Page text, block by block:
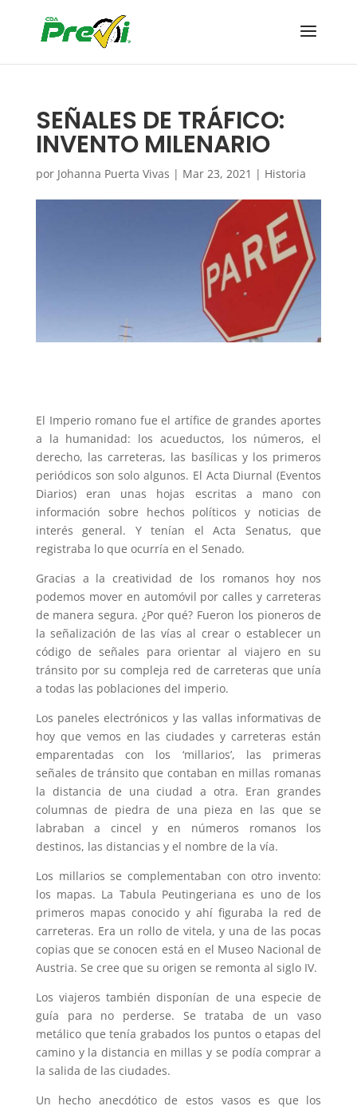
SEÑALES DE TRÁFICO:
INVENTO MILENARIO
por Johanna Puerta Vivas | Mar 23, 2021 | Historia
El Imperio romano fue el artífice de grandes aportes
a la humanidad: los acueductos, los números, el
derecho, las carreteras, las basílicas y los primeros
periódicos son solo algunos. El Acta Diurnal (Eventos
Diarios) eran unas hojas escritas a mano con
información sobre hechos políticos y noticias de
interés general. Y tenían el Acta Senatus, que
registraba lo que ocurría en el Senado.
Gracias a la creatividad de los romanos hoy nos
podemos mover en automóvil por calles y carreteras
de manera segura. ¿Por qué? Fueron los pioneros de
la señalización de las vías al crear o establecer un
código de señales para orientar al viajero en su
tránsito por su compleja red de carreteras que unía
a todas las poblaciones del imperio.
Los paneles electrónicos y las vallas informativas de
hoy que vemos en las ciudades y carreteras están
emparentadas con los ‘millarios’, las primeras
señales de tránsito que contaban en millas romanas
la distancia de una ciudad a otra. Eran grandes
columnas de piedra de una pieza en las que se
labraban a cincel y en números romanos los
destinos, las distancias y el nombre de la vía.
Los millarios se complementaban con otro invento:
los mapas. La Tabula Peutingeriana es uno de los
primeros mapas conocido y ahí figuraba la red de
carreteras. Era un rollo de vitela, y una de las pocas
copias que se conocen está en el Museo Nacional de
Austria. Se cree que su origen se remonta al siglo IV.
Los viajeros también disponían de una especie de
guía para no perderse. Se trataba de un vaso
metálico que tenía grabados los puntos o etapas del
camino y la distancia en millas y se podía comprar a
la salida de las ciudades.
Un hecho anecdótico de estos vasos es que los